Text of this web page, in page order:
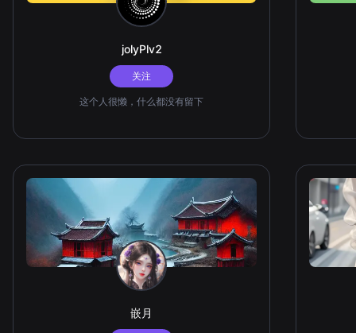
jolyPlv2
关注
这个人很懒，什么都没有留下
嵌月